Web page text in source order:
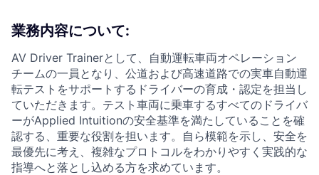
業務内容について:
AV Driver Trainerとして、自動運転車両オペレーション
チームの一員となり、公道および高速道路での実車自動運
転テストをサポートするドライバーの育成・認定を担当し
ていただきます。テスト車両に乗車するすべてのドライバ
ーがApplied Intuitionの安全基準を満たしていることを確
認する、重要な役割を担います。自ら模範を示し、安全を
最優先に考え、複雑なプロトコルをわかりやすく実践的な
指導へと落とし込める方を求めています。